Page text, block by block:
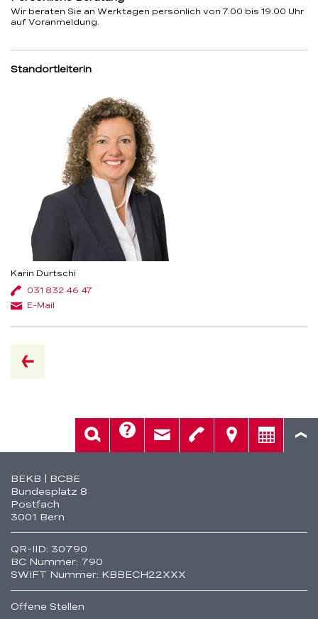
Wir beraten Sie an Werktagen persönlich von 7.00 bis 19.00 Uhr
auf Voranmeldung.
Standortleiterin
Karin Durtschi
031 832 46 47
E-Mail
Fusszeile
BEKB | BCBE
Bundesplatz 8
Postfach
3001 Bern
QR-IID: 30790
BC Nummer: 790
SWIFT Nummer: KBBECH22XXX
Offene Stellen